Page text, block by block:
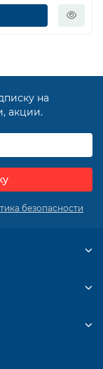
на
акции.
безопасности